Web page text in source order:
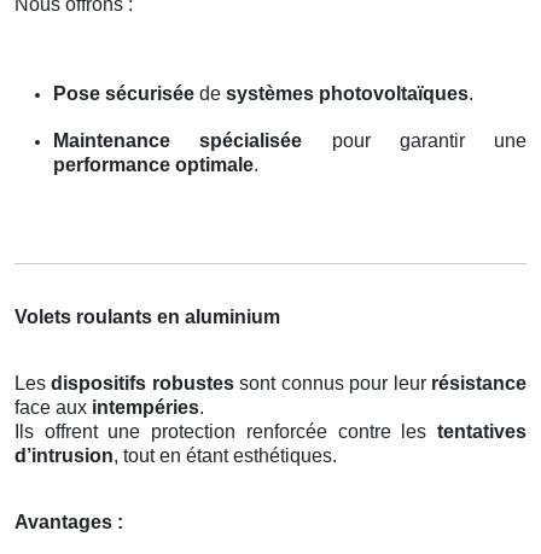
Nous offrons :
Pose sécurisée de systèmes photovoltaïques.
Maintenance spécialisée pour garantir une
performance optimale.
Volets roulants en aluminium
Lesdispositifs robustessont connus pour leur résistance
face aux intempéries.
Ils offrent une protection renforcée contre les tentatives
d’intrusion, tout en étant esthétiques.
Avantages :